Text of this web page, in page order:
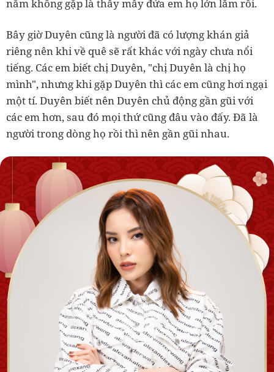
riêng nên khi về quê sẽ rất khác với ngày chưa nổi
tiếng. Các em biết chị Duyên, "chị Duyên là chị họ
mình", nhưng khi gặp Duyên thì các em cũng hơi ngại
một tí. Duyên biết nên Duyên chủ động gần gũi với
các em hơn, sau đó mọi thứ cũng đâu vào đấy. Đã là
người trong dòng họ rồi thì nên gần gũi nhau.